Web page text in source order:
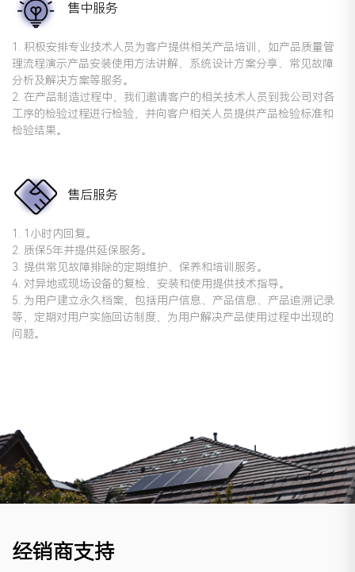
售中服务
1. 积极安排专业技术人员为客户提供相关产品培训，如产品质量管
理流程演示产品安装使用方法讲解、系统设计方案分享、常见故障
分析及解决方案等服务。
2. 在产品制造过程中，我们邀请客户的相关技术人员到我公司对各
工序的检验过程进行检验，并向客户相关人员提供产品检验标准和
检验结果。
售后服务
1. 1小时内回复。
2. 质保5年并提供延保服务。
3. 提供常见故障排除的定期维护、保养和培训服务。
4. 对异地或现场设备的复检、安装和使用提供技术指导。
5. 为用户建立永久档案，包括用户信息、产品信息、产品追溯记录
等，定期对用户实施回访制度，为用户解决产品使用过程中出现的
问题。
经销商支持